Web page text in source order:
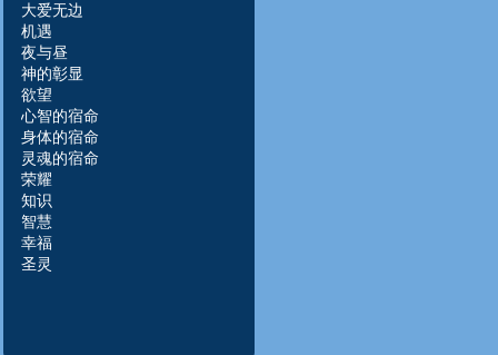
大爱无边
机遇
夜与昼
神的彰显
欲望
心智的宿命
身体的宿命
灵魂的宿命
荣耀
知识
智慧
幸福
圣灵